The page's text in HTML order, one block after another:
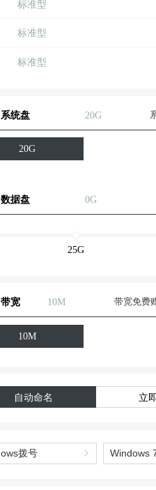
标准型
标准型
标准型
标准型
标准型
标准型
标准型
系统盘 20G
20G
数据盘 0G
25G
带宽 10M 带宽免费
10M
自动命名 立